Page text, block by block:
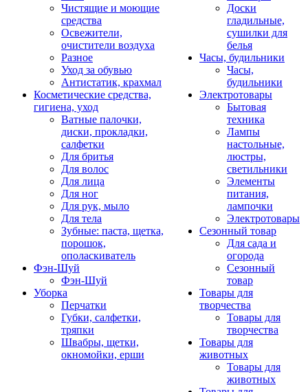
Чистящие и моющие
средства
Освежители,
очистители воздуха
Разное
Уход за обувью
Антистатик, крахмал
Косметические средства,
гигиена, уход
Ватные палочки,
диски, прокладки,
салфетки
Для бритья
Для волос
Для лица
Для ног
Для рук, мыло
Для тела
Зубные: паста, щетка,
порошок,
ополаскиватель
Фэн-Шуй
Фэн-Шуй
Уборка
Перчатки
Губки, салфетки,
тряпки
Швабры, щетки,
окномойки, ерши
Доски
гладильные,
сушилки для
белья
Часы, будильники
Часы,
будильники
Электротовары
Бытовая
техника
Лампы
настольные,
люстры,
светильники
Элементы
питания,
лампочки
Электротовары
Сезонный товар
Для сада и
огорода
Сезонный
товар
Товары для
творчества
Товары для
творчества
Товары для
животных
Товары для
животных